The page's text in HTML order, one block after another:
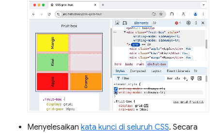
Menyelesaikan kata kunci di seluruh CSS. Secara